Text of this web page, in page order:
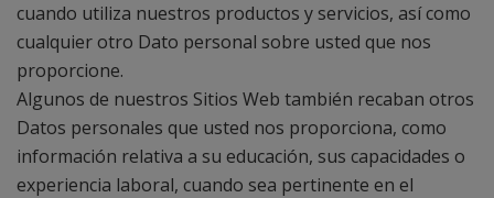
cuando utiliza nuestros productos y servicios, así como
cualquier otro Dato personal sobre usted que nos
proporcione.
Algunos de nuestros Sitios Web también recaban otros
Datos personales que usted nos proporciona, como
información relativa a su educación, sus capacidades o
experiencia laboral, cuando sea pertinente en el